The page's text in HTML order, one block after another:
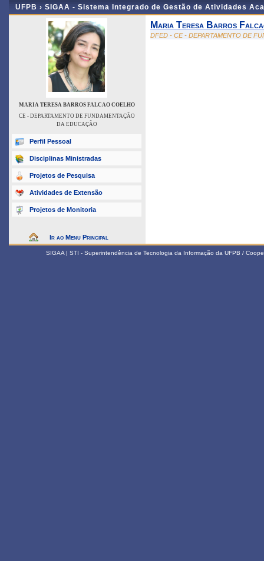
UFPB › SIGAA - Sistema Integrado de Gestão de Atividades
MARIA TERESA BARROS FALCAO COELHO
CE - DEPARTAMENTO DE FUNDAMENTAÇÃO
DA EDUCAÇÃO
Perfil Pessoal
Disciplinas Ministradas
Projetos de Pesquisa
Atividades de Extensão
Projetos de Monitoria
Ir ao Menu Principal
Maria Teresa Barros
DFED - CE - DEPARTAMENTO DE
SIGAA | STI - Superintendência de Tecnologia da Informação da UFPB /